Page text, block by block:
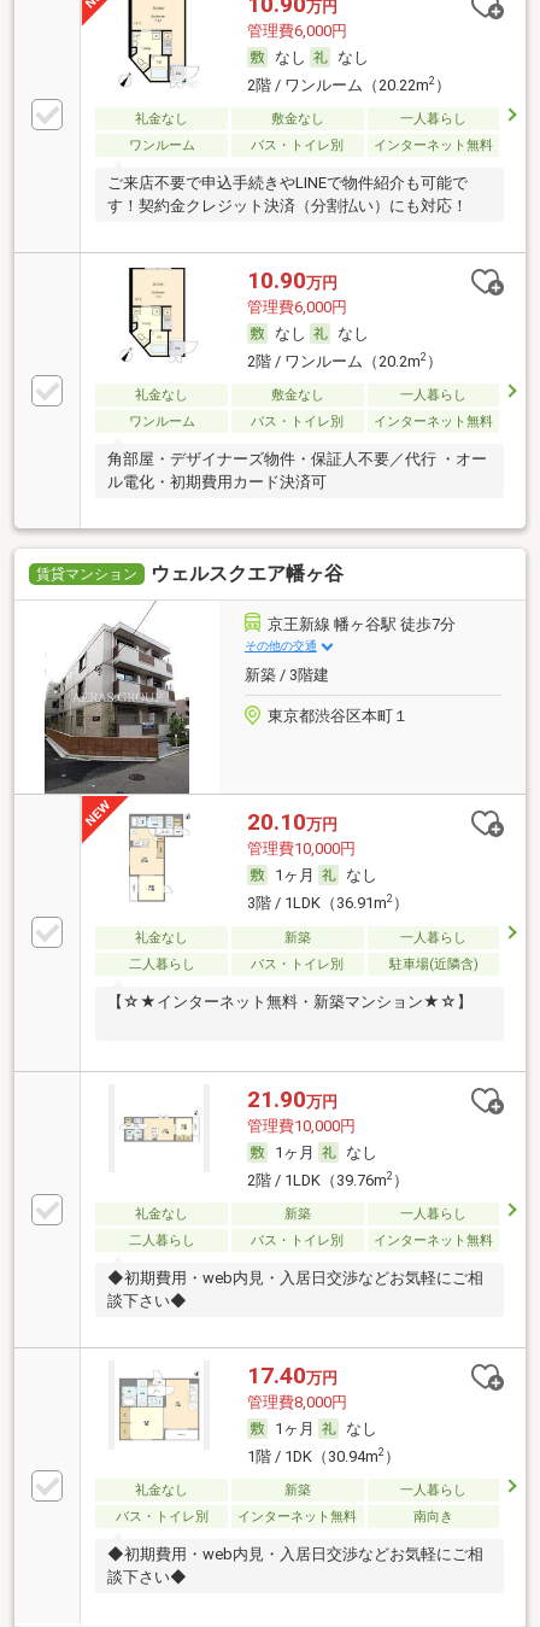
万円
管理費6,000円
なし
なし
2階 / ワンルーム（20.22m2）
礼金なし 敷金なし
一人暮らし
ワンルーム
バス・トイレ別 インターネット無料
ご来店不要で申込手続きやLINEで物件紹介も可能で
す！契約金クレジット決済（分割払い）にも対応！
10.90万円
管理費6,000円
なし
なし
2階 / ワンルーム（20.2m2）
礼金なし 敷金なし
一人暮らし
ワンルーム
バス・トイレ別 インターネット無料
角部屋・デザイナーズ物件・保証人不要／代行 ・オー
ル電化・初期費用カード決済可
賃貸マンション ウェルスクエア幡ヶ谷
京王新線 幡ヶ谷駅 徒歩7分
その他の交通
新築 / 3階建
東京都渋谷区本町１
20.10万円
管理費10,000円
1ヶ月
なし
3階 / 1LDK（36.91m2）
礼金なし 新築
一人暮らし
二人暮らし
バス・トイレ別 駐車場(近隣含)
【☆★インターネット無料・新築マンション★☆】
21.90万円
管理費10,000円
1ヶ月
なし
2階 / 1LDK（39.76m2）
礼金なし 新築
一人暮らし
二人暮らし
バス・トイレ別 インターネット無料
◆初期費用・web内見・入居日交渉などお気軽にご相
談下さい◆
17.40万円
管理費8,000円
1ヶ月
なし
1階 / 1DK（30.94m2）
礼金なし 新築
一人暮らし
バス・トイレ別
インターネット無料 南向き
◆初期費用・web内見・入居日交渉などお気軽にご相
談下さい◆